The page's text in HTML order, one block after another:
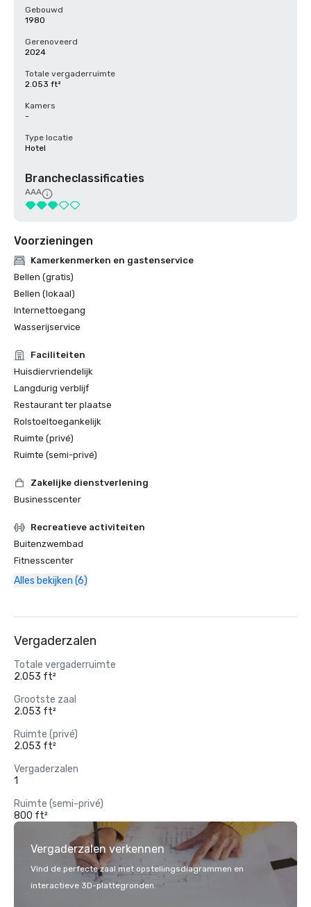
Gebouwd
1980
Gerenoveerd
2024
Totale vergaderruimte
2.053 ft²
Kamers
-
Type locatie
Hotel
Brancheclassificaties
AAA
Voorzieningen
Kamerkenmerken en gastenservice
Bellen (gratis)
Bellen (lokaal)
Internettoegang
Wasserijservice
Faciliteiten
Huisdiervriendelijk
Langdurig verblijf
Restaurant ter plaatse
Rolstoeltoegankelijk
Ruimte (privé)
Ruimte (semi-privé)
Zakelijke dienstverlening
Businesscenter
Recreatieve activiteiten
Buitenzwembad
Fitnesscenter
Alles bekijken (6)
Vergaderzalen
Totale vergaderruimte
2.053 ft²
Grootste zaal
2.053 ft²
Ruimte (privé)
2.053 ft²
Vergaderzalen
1
Ruimte (semi-privé)
800 ft²
Vergaderzalen verkennen
Vind de perfecte zaal met opstellingsdiagrammen en
interactieve 3D-plattegronden.